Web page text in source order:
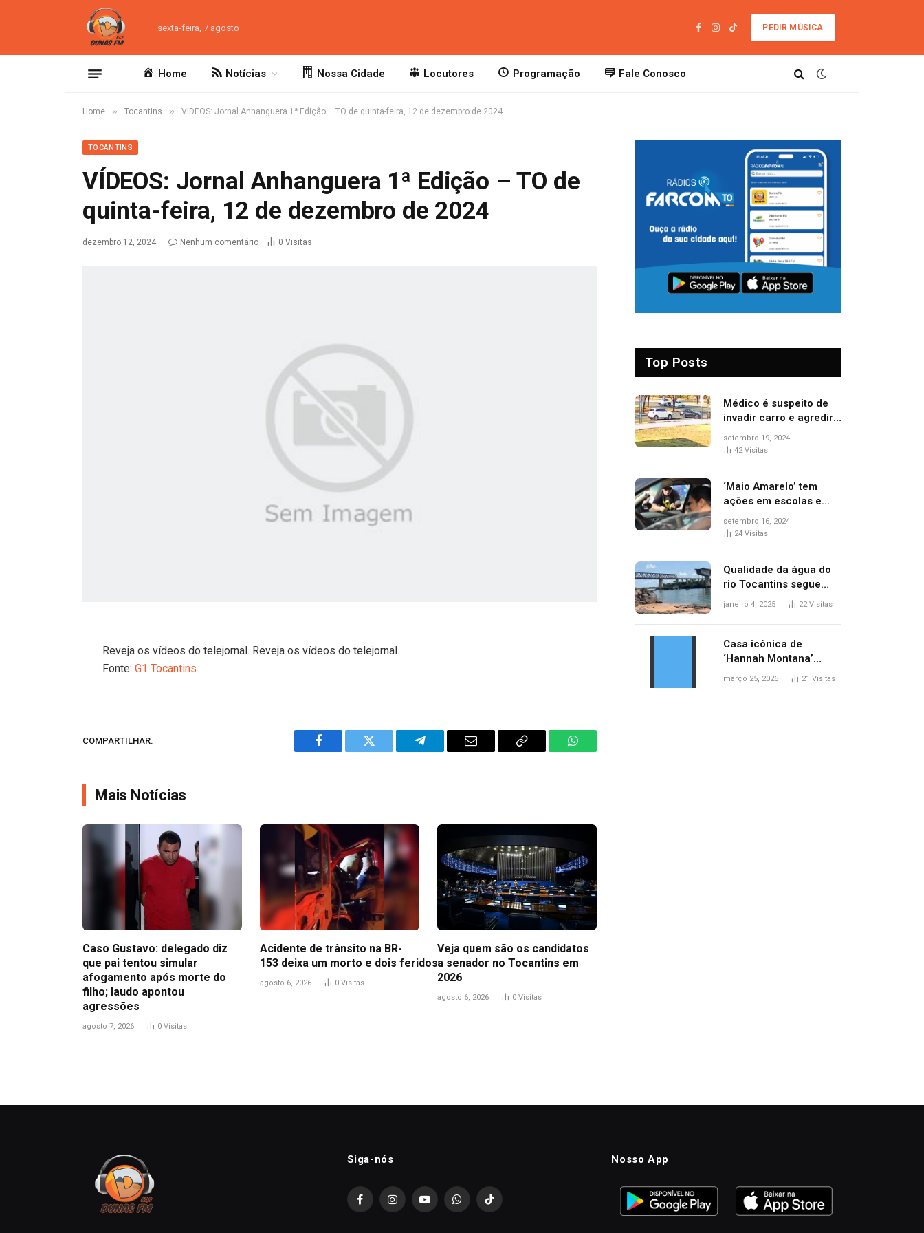
sexta-feira, 7 agosto
Facebook
Instagram
TikTok
PEDIR MÚSICA
Home Notícias Nossa Cidade Locutores Programação Fale Conosco
Home » Tocantins » VÍDEOS: Jornal Anhanguera 1ª Edição – TO de quinta-feira, 12 de dezembro de 2024
TOCANTINS
VÍDEOS: Jornal Anhanguera 1ª Edição – TO de
quinta-feira, 12 de dezembro de 2024
dezembro 12, 2024 Nenhum comentário 0 Visitas
Reveja os vídeos do telejornal. Reveja os vídeos do telejornal.
Fonte:G1 Tocantins
COMPARTILHAR.
Facebook Twitter Telegram Email
Copy
WhatsApp
Mais Notícias
Caso Gustavo: delegado diz
que pai tentou simular
afogamento após morte do
filho; laudo apontou
agressões
agosto 7, 2026 0 Visitas
Acidente de trânsito na BR-
153 deixa um morto e dois feridos
agosto 6, 2026 0 Visitas
Veja quem são os candidatos
a senador no Tocantins em
2026
agosto 6, 2026 0 Visitas
Top Posts
Médico é suspeito de
invadir carro e agredir
delegado aposentado
durante confusão no
setembro 19, 2024
42Visitas
‘Maio Amarelo’ tem
ações em escolas e
ruas para prevenir
acidentes no trânsito
setembro 16, 2024
24 Visitas
Qualidade da água do
rio Tocantins segue
sem indicar alterações
afirma ANA
janeiro 4, 2025 22Visitas
Casa icônica de
‘Hannah Montana’
poderá ser alugada por
março 25, 2026 21 Visitas
Siga-nós
FacebookInstagramYouTubeWhatsAppTikTok
Nosso App